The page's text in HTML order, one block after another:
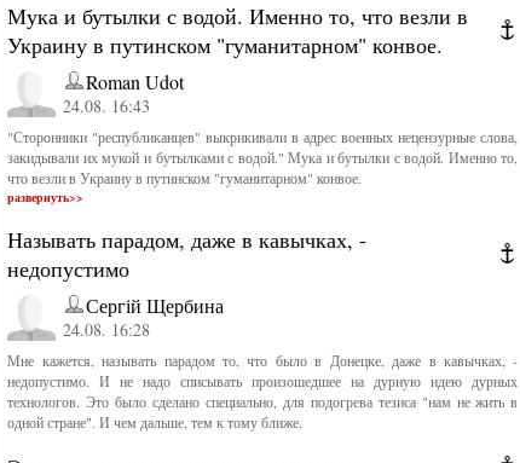
Мука и бутылки с водой. Именно то, что везли в
Украину в путинском "гуманитарном" конвое.
Roman Udot
24.08. 16:43
"Сторонники "республиканцев" выкрикивали в адрес военных нецензурные слова,
закидывали их мукой и бутылками с водой." Мука и бутылки с водой. Именно то,
что везли в Украину в путинском "гуманитарном" конвое.
развернуть>>
Называть парадом, даже в кавычках, -
недопустимо
Сергій Щербина
24.08. 16:28
Мне кажется, называть парадом то, что было в Донецке, даже в кавычках, -
недопустимо. И не надо списывать произошедшее на дурную идею дурных
технологов. Это было сделано специально, для подогрева тезиса "нам не жить в
одной стране". И чем дальше, тем к тому ближе.